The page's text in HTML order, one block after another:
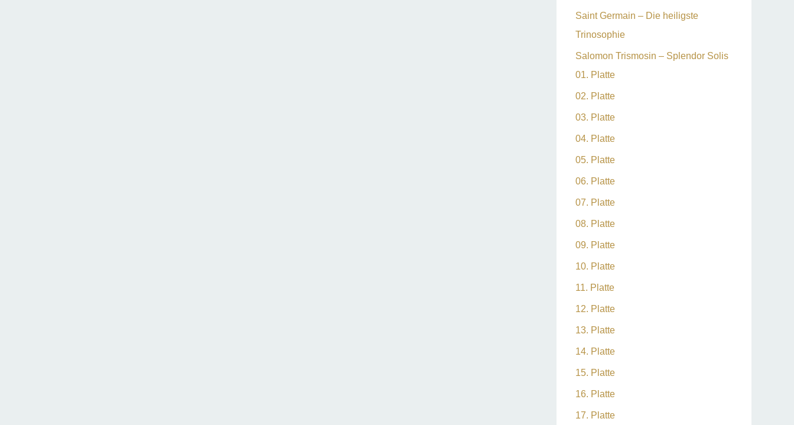
Saint Germain – Die heiligste
Trinosophie
Salomon Trismosin – Splendor Solis
01. Platte
02. Platte
03. Platte
04. Platte
05. Platte
06. Platte
07. Platte
08. Platte
09. Platte
10. Platte
11. Platte
12. Platte
13. Platte
14. Platte
15. Platte
16. Platte
17. Platte